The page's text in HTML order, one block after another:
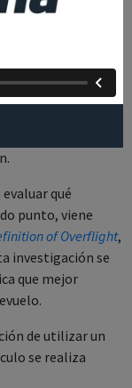
Tarradellas
de 1km x 1km, a
manera precisa.
invertido, el cual
qué
punto, viene
of Overflight,
investigación se
que mejor
de utilizar un
se realiza